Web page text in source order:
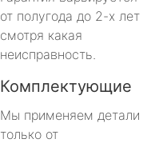
от полугода до 2-х лет
смотря какая
неисправность.
Комплектующие
Мы применяем детали
только от